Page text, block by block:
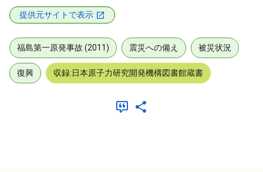
提供元サイトで表示
福島第一原発事故 (2011) 震災への備え 被災状況
復興 収録:日本原子力研究開発機構図書館蔵書